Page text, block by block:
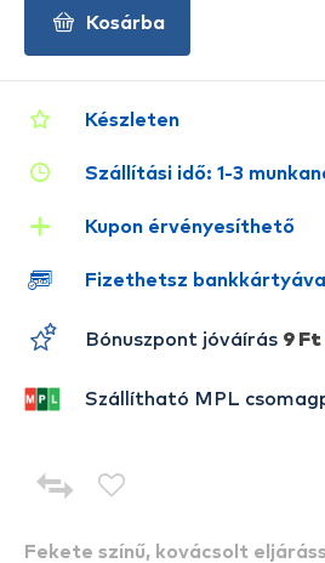
Fekete színű, kovácsolt
Készleten
Szállítási idő: 1-3
Kupon érvényesíthető
Fizethetsz bankkártyával
Bónuszpont jóváírás 9 Ft
Szállítható MPL
Kosárba